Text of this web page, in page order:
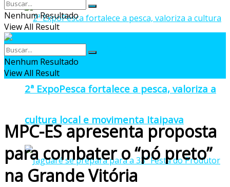
2ª ExpoPesca fortalece a pesca, valoriza a
cultura local e movimenta Itaipava
Nenhum Resultado
View All Result
Nenhum Resultado
View All Result
MPC-ES apresenta proposta
para combater o “pó preto”
na Grande Vitória